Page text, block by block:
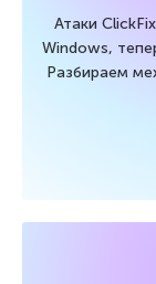
Атаки
Windows,
Разбираем